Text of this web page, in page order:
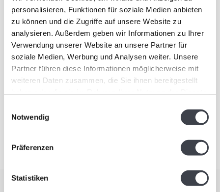
personalisieren, Funktionen für soziale Medien anbieten
zu können und die Zugriffe auf unsere Website zu
analysieren. Außerdem geben wir Informationen zu Ihrer
Verwendung unserer Website an unsere Partner für
soziale Medien, Werbung und Analysen weiter. Unsere
Partner führen diese Informationen möglicherweise mit
weiteren Daten zusammen, die Sie ihnen bereitgestellt
Notwendig
Präferenzen
Statistiken
Feste. Es ist ein Geschenk, das dank seines einzigartigen Designs
und seines historischen Werts immer geschätzt wird.
Stöbern Sie in unserer Kollektion der Oranje-Vasen und bringen Sie
ein Stück königliche Geschichte in Ihr Zuhause. Jede Vase wird
sorgfältig verpackt und geliefert, damit sie eine schöne Ergänzung
geliebten Menschen ist.